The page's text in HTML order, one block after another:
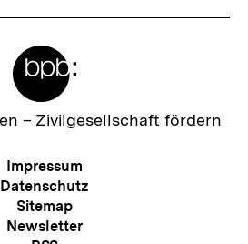
– Zivilgesellschaft fördern
Meta-
Navigation
Impressum
Datenschutz
Sitemap
Newsletter